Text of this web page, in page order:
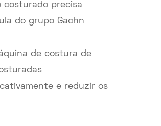
costurado precisa
do grupo Gachn
de costura de
e reduzir os